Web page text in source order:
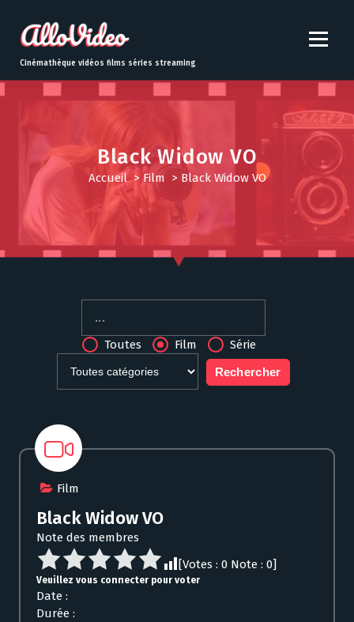
t
o
Cinémathèque vidéos films séries streaming
Black Widow VO
Accueil>Film > Black Widow VO
Toutes Film Série
Film
Black Widow VO
Note des membres
[Votes : 0 Note : 0]
Veuillez vous connecter pour voter
Date :
Durée :